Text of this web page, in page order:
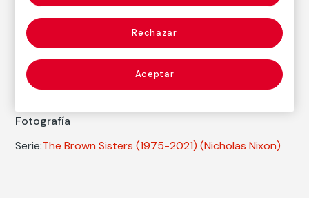
Autor
Nacimiento: Detroit, 1947
Fotografía
Serie:The Brown Sisters (1975-2021) (Nicholas Nixon)
Rechazar
Aceptar